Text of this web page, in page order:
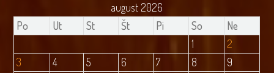
august 2026
Po
Ut St Št Pi So
Ne
1
2
3
4 5 6 7 8
9